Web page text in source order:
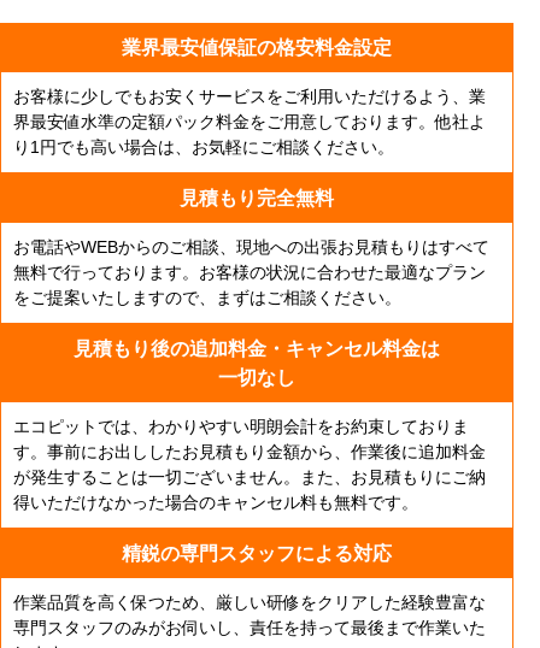
業界最安値保証の格安料金設定
お客様に少しでもお安くサービスをご利用いただけるよう、業
界最安値水準の定額パック料金をご用意しております。他社よ
り1円でも高い場合は、お気軽にご相談ください。
見積もり完全無料
お電話やWEBからのご相談、現地への出張お見積もりはすべて
無料で行っております。お客様の状況に合わせた最適なプラン
をご提案いたしますので、まずはご相談ください。
見積もり後の追加料金・ キャンセル料金は
一切なし
エコピットでは、わかりやすい明朗会計をお約束しておりま
す。事前にお出ししたお見積もり金額から、作業後に追加料金
が発生することは一切ございません。また、お見積もりにご納
得いただけなかった場合のキャンセル料も無料です。
精鋭の専門スタッフによる対応
作業品質を高く保つため、厳しい研修をクリアした経験豊富な
専門スタッフのみがお伺いし、責任を持って最後まで作業いた